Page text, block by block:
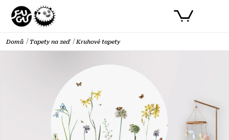
obsah
NÁKUPNÍ
Domů Tapety na zeď Kruhové tapety
PŘIHLÁSIT SE